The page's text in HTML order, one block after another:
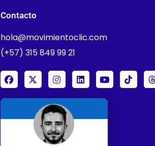
Contacto
hola@movimientoclic.com
(+57) 315 849 99 21